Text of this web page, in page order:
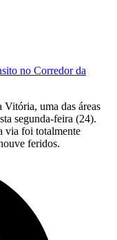
no Corredor da
uma das áreas
segunda-feira (24).
via foi totalmente
feridos.